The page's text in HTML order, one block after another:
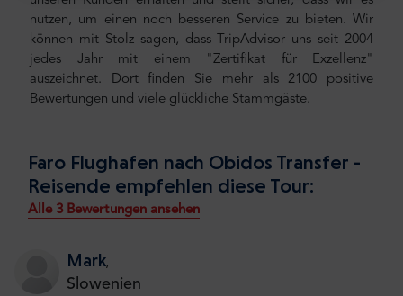
nutzen, um einen noch besseren Service zu bieten. Wir
können mit Stolz sagen, dass TripAdvisor uns seit 2004
jedes Jahr mit einem "Zertifikat für Exzellenz"
auszeichnet. Dort finden Sie mehr als 2100 positive
Bewertungen und viele glückliche Stammgäste.
Faro Flughafen nach Obidos Transfer -
Reisende empfehlen diese Tour:
Alle 3 Bewertungen ansehen
Mark,
Slowenien